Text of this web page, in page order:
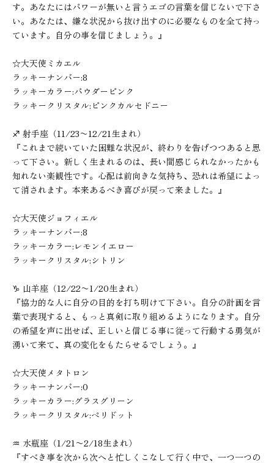
す。あなたにはパワーが無いと言うエゴの言葉を信じないで下さ
い。あなたは、嫌な状況から抜け出すのに必要なものを全て持っ
ています。自分の事を信じましょう。』
☆大天使ミカエル
ラッキーナンバー:8
ラッキーカラー:パウダーピンク
ラッキークリスタル:ピンクカルセドニー
♐︎ 射手座（11/23〜12/21生まれ）
『これまで続いていた困難な状況が、終わりを告げつつあると思
って下さい。新しく生まれるのは、長い間感じられなかったかも
知れない楽観性です。心配は前向きな気持ち、恐れは希望によっ
て消されます。本来あるべき喜びが戻って来ました。』
☆大天使ジョフィエル
ラッキーナンバー:8
ラッキーカラー:レモンイエロー
ラッキークリスタル:シトリン
♑︎ 山羊座（12/22〜1/20生まれ）
『協力的な人に自分の目的を打ち明けて下さい。自分の計画を言
葉で表現すると、もっと真剣に取り組めるようになります。自分
の希望を声に出せば、正しいと信じる事に従って行動する勇気が
湧いて来て、真の変化をもたらせるでしょう。』
☆大天使メタトロン
ラッキーナンバー:0
ラッキーカラー:グラスグリーン
ラッキークリスタル:ペリドット
♒︎ 水瓶座（1/21〜2/18生まれ）
『すべき事を次から次へと忙しくこなして行く中で、一つ一つの